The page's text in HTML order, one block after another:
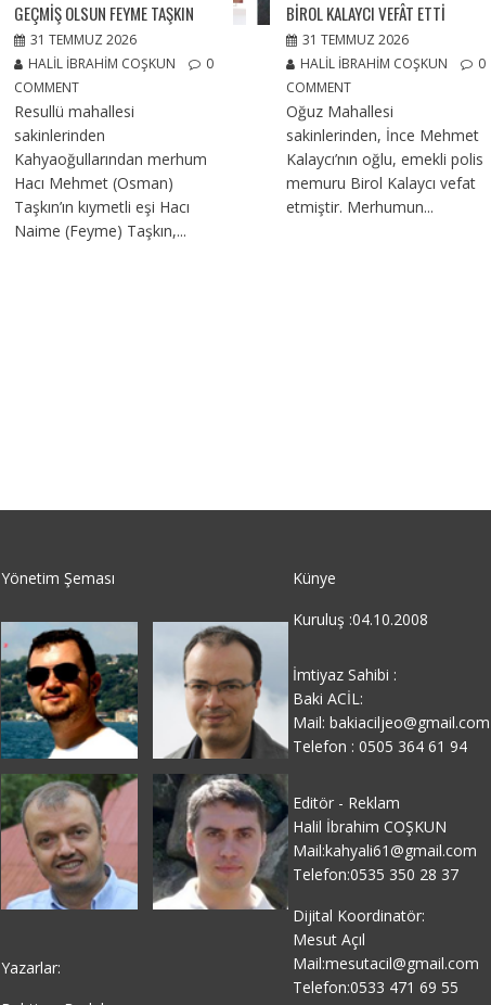
GEÇMIŞ OLSUN FEYME TAŞKIN
31 TEMMUZ 2026
HALIL İBRAHIM COŞKUN
0
COMMENT
Resullü mahallesi
sakinlerinden
Kahyaoğullarından merhum
Hacı Mehmet (Osman)
Taşkın’ın kıymetli eşi Hacı
Naime (Feyme) Taşkın,...
BIROL KALAYCI VEFÂT ETTI
31 TEMMUZ 2026
HALIL İBRAHIM COŞKUN
0
COMMENT
Oğuz Mahallesi
sakinlerinden, İnce Mehmet
Kalaycı’nın oğlu, emekli polis
memuru Birol Kalaycı vefat
etmiştir. Merhumun...
Yönetim Şeması
Yazarlar:
Künye
Kuruluş :04.10.2008
İmtiyaz Sahibi :
Baki ACİL:
Mail: bakiaciljeo@gmail.com
Telefon : 0505 364 61 94
Editör - Reklam
Halil İbrahim COŞKUN
Mail:kahyali61@gmail.com
Telefon:0535 350 28 37
Dijital Koordinatör:
Mesut Açıl
Mail:mesutacil@gmail.com
Telefon:0533 471 69 55